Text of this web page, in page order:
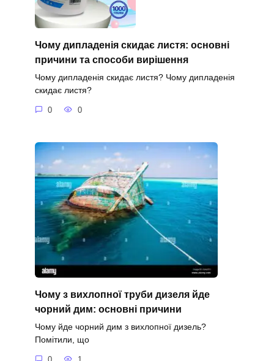
Чому дипладенія скидає листя: основні
причини та способи вирішення
Чому дипладенія скидає листя? Чому дипладенія
скидає листя?
0 0
Чому з вихлопної труби дизеля йде
чорний дим: основні причини
Чому йде чорний дим з вихлопної дизель?
Помітили, що